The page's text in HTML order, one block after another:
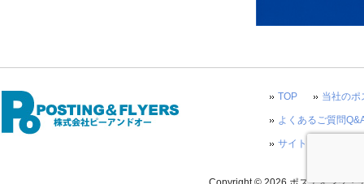
TOP 当社のポ
よくあるご質問
サイトマップ